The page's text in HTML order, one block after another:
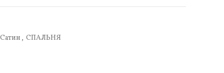
Сатин , СПАЛЬНЯ